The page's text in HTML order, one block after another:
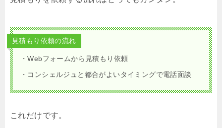
見積もり依頼の流れ
・Webフォームから見積もり依頼
・コンシェルジュと都合がよいタイミングで電話面談
これだけです。